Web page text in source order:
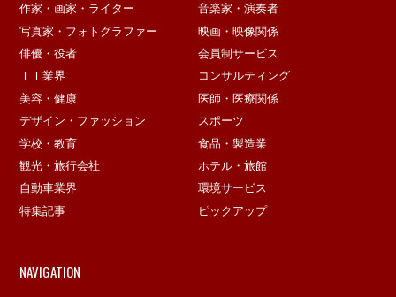
作家・画家・ライター
音楽家・演奏者
写真家・フォトグラファー
映画・映像関係
俳優・役者
会員制サービス
ＩＴ業界
コンサルティング
美容・健康
医師・医療関係
デザイン・ファッション
スポーツ
学校・教育
食品・製造業
観光・旅行会社
ホテル・旅館
自動車業界
環境サービス
特集記事
ピックアップ
NAVIGATION